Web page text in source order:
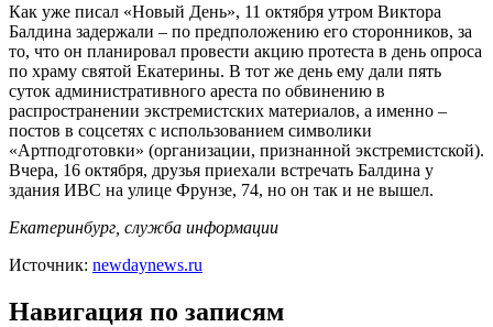
Как уже писал «Новый День», 11 октября утром Виктора
Балдина задержали – по предположению его сторонников, за
то, что он планировал провести акцию протеста в день опроса
по храму святой Екатерины. В тот же день ему дали пять
суток административного ареста по обвинению в
распространении экстремистских материалов, а именно –
постов в соцсетях с использованием символики
«Артподготовки» (организации, признанной экстремистской).
Вчера, 16 октября, друзья приехали встречать Балдина у
здания ИВС на улице Фрунзе, 74, но он так и не вышел.
Екатеринбург, служба информации
Источник: newdaynews.ru
Навигация по записям